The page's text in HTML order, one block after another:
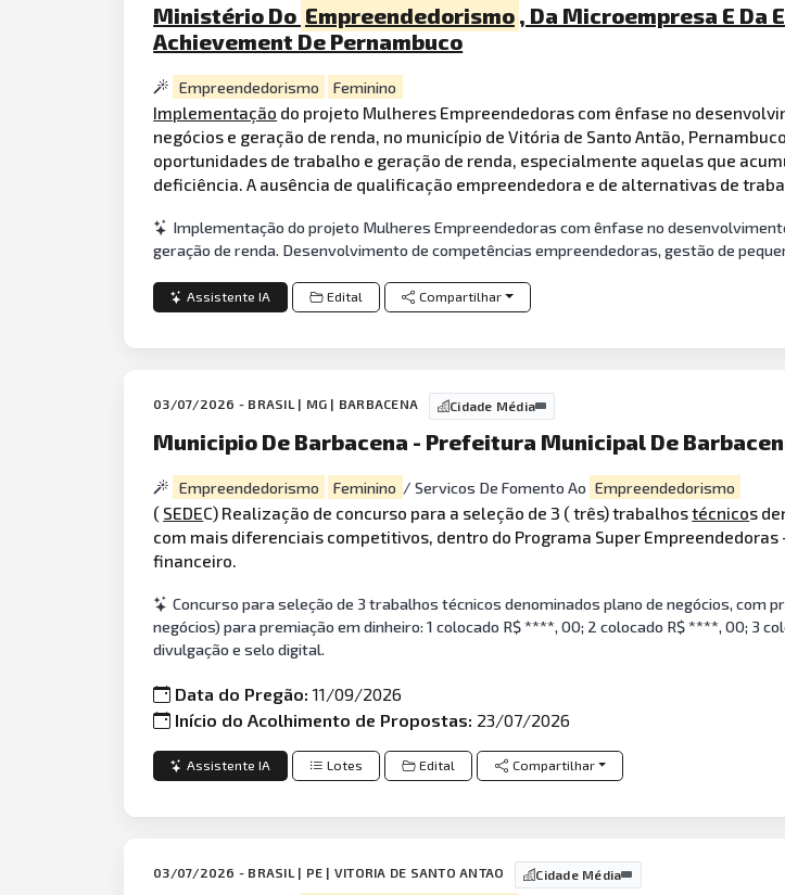
Ministério Do Empreendedorismo , Da Microempresa E Da
Achievement De Pernambuco
Empreendedorismo Feminino
Implementação do projeto Mulheres Empreendedoras com ênfase no
negócios e geração de renda, no município de Vitória de Santo Antão,
oportunidades de trabalho e geração de renda, especialmente aquelas que
deficiência. A ausência de qualificação empreendedora e de alternativas de
Implementação do projeto Mulheres Empreendedoras com ênfase no
geração de renda. Desenvolvimento de competências empreendedoras, gestão de
Assistente IA Edital Compartilhar
03/07/2026 - BRASIL | MG | BARBACENA Cidade Média
Municipio De Barbacena - Prefeitura Municipal De
Empreendedorismo Feminino / Servicos De Fomento Ao Empreendedorismo
( SEDEC) Realização de concurso para a seleção de 3 ( três) trabalhostécnicos
com mais diferenciais competitivos, dentro do Programa Super
financeiro.
Concurso para seleção de 3 trabalhos técnicos denominados plano de negócios, com
negócios) para premiação em dinheiro: 1 colocado R$ ****, 00; 2 colocado R$ ****, 00; 3
divulgação e selo digital.
Data do Pregão:11/09/2026
Início do Acolhimento de Propostas: 23/07/2026
Assistente IA Lotes Edital Compartilhar
03/07/2026 - BRASIL | PE | VITORIA DE SANTO ANTAO Cidade Média